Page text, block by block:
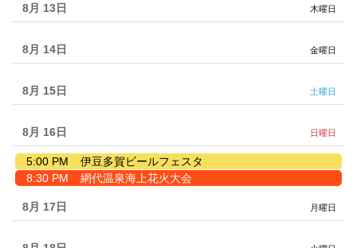
月
2026
日,
8
12th
2026
木曜日
8月 13
金曜日
8月 14
土曜日
8月 15
日曜日
8月 16
日
曜
日,
月
5:00 PM
伊豆多賀ビールフェスタ
日
日,
8
8:30 PM 網代温泉海上花火大会
月曜日
8月 17